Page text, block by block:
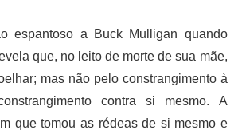
espantoso a Buck Mulligan quando
que, no leito de morte de sua mãe,
mas não pelo constrangimento à
contra si mesmo. A
que tomou as rédeas de si mesmo e